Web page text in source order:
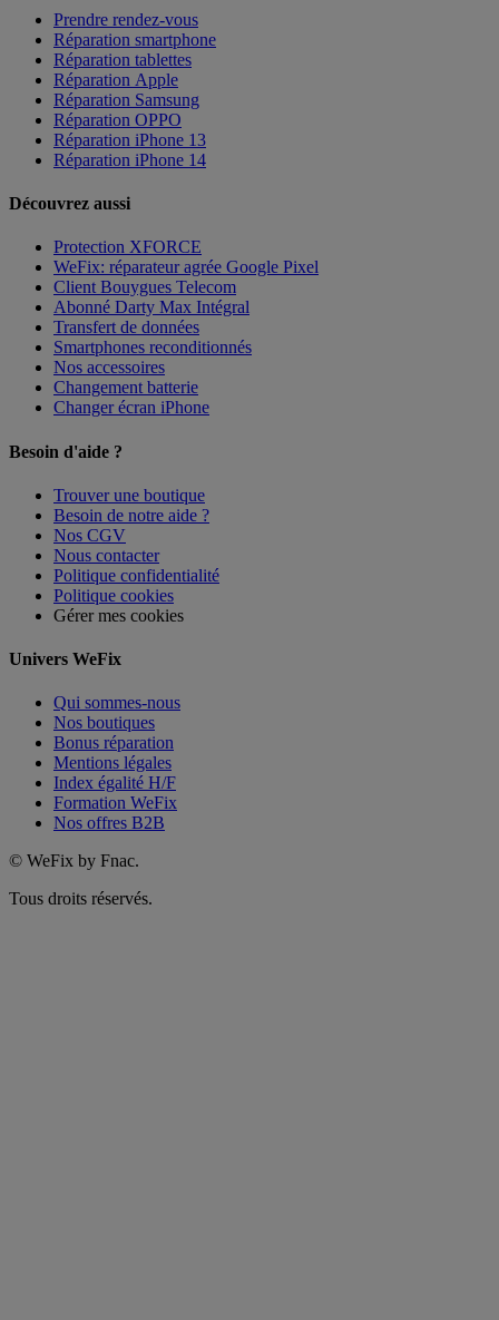
Prendre rendez-vous
Réparation smartphone
Réparation tablettes
Réparation Apple
Réparation Samsung
Réparation OPPO
Réparation iPhone 13
Réparation iPhone 14
Découvrez aussi
Protection XFORCE
WeFix: réparateur agrée Google Pixel
Client Bouygues Telecom
Abonné Darty Max Intégral
Transfert de données
Smartphones reconditionnés
Nos accessoires
Changement batterie
Changer écran iPhone
Besoin d'aide ?
Trouver une boutique
Besoin de notre aide ?
Nos CGV
Nous contacter
Politique confidentialité
Politique cookies
Gérer mes cookies
Univers WeFix
Qui sommes-nous
Nos boutiques
Bonus réparation
Mentions légales
Index égalité H/F
Formation WeFix
Nos offres B2B
© WeFix by Fnac.
Tous droits réservés.